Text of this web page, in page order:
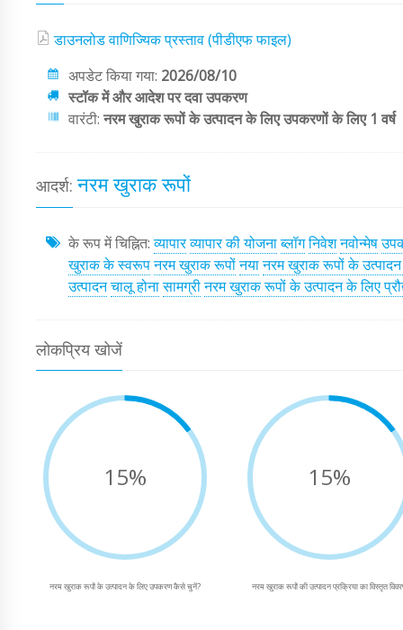
डाउनलोड वाणिज्यिक प्रस्ताव (पीडीएफ फाइल)
अपडेट किया गया: 2026/08/10
स्टॉक में और आदेश पर दवा उपकरण
वारंटी:नरम खुराक रूपों के उत्पादन के लिए उपकरणों के लिए 1 वर्ष
आदर्श: नरम खुराक रूपों
के रूप में चिह्नित:व्यापारव्यापार की योजनाब्लॉगनिवेशनवोन्मेष
खुराक के स्वरूपनरम खुराक रूपोंनयानरम खुराक रूपों के
उत्पादनचालू होनासामग्रीनरम खुराक रूपों के उत्पादन के लिए
लोकप्रिय खोजें
15%
नरम खुराक रूपों के उत्पादन के लिए उपकरण कैसे चुनें?
15%
नरम खुराक रूपों की उत्पादन प्रक्रिया का विस्तृत